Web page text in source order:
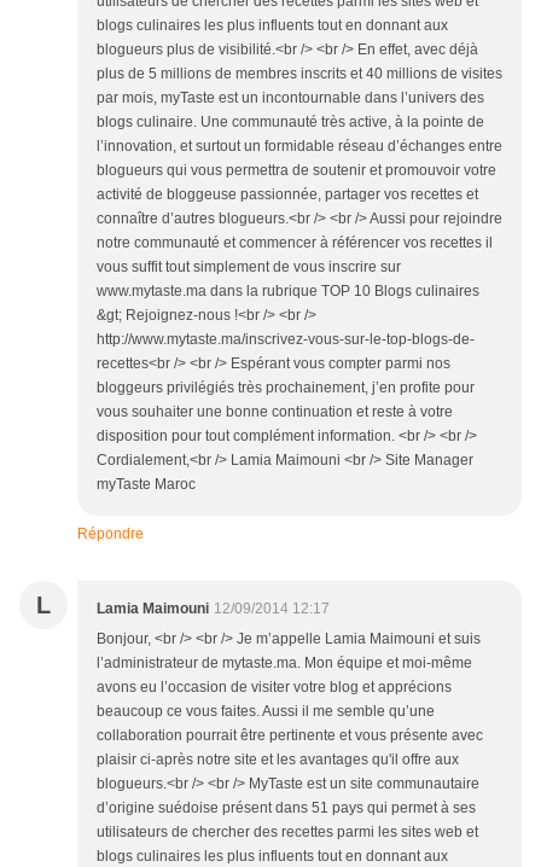
blogs culinaires les plus influents tout en donnant aux
blogueurs plus de visibilité.<br /> <br /> En effet, avec déjà
plus de 5 millions de membres inscrits et 40 millions de visites
par mois, myTaste est un incontournable dans l’univers des
blogs culinaire. Une communauté très active, à la pointe de
l’innovation, et surtout un formidable réseau d’échanges entre
blogueurs qui vous permettra de soutenir et promouvoir votre
activité de bloggeuse passionnée, partager vos recettes et
connaître d’autres blogueurs.<br /> <br /> Aussi pour rejoindre
notre communauté et commencer à référencer vos recettes il
vous suffit tout simplement de vous inscrire sur
www.mytaste.ma dans la rubrique TOP 10 Blogs culinaires
&gt; Rejoignez-nous !<br /> <br />
http://www.mytaste.ma/inscrivez-vous-sur-le-top-blogs-de-
recettes<br /> <br /> Espérant vous compter parmi nos
bloggeurs privilégiés très prochainement, j’en profite pour
vous souhaiter une bonne continuation et reste à votre
disposition pour tout complément information. <br /> <br />
Cordialement,<br /> Lamia Maimouni <br /> Site Manager
myTaste Maroc
Répondre
L Lamia Maimouni 12/09/2014 12:17
Bonjour, <br /> <br /> Je m’appelle Lamia Maimouni et suis
l’administrateur de mytaste.ma. Mon équipe et moi-même
avons eu l’occasion de visiter votre blog et apprécions
beaucoup ce vous faites. Aussi il me semble qu’une
collaboration pourrait être pertinente et vous présente avec
plaisir ci-après notre site et les avantages qu'il offre aux
blogueurs.<br /> <br /> MyTaste est un site communautaire
d’origine suédoise présent dans 51 pays qui permet à ses
utilisateurs de chercher des recettes parmi les sites web et
blogs culinaires les plus influents tout en donnant aux